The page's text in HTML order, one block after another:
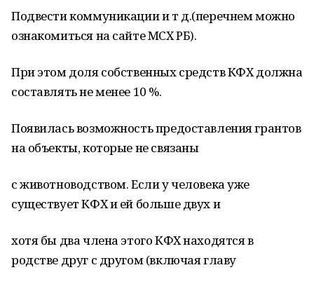
Подвести коммуникации и т д.(перечнем можно
ознакомиться на сайте МСХ РБ).
При этом доля собственных средств КФХ должна
составлять не менее 10 %.
Появилась возможность предоставления грантов
на объекты, которые не связаны
с животноводством. Если у человека уже
существует КФХ и ей больше двух и
хотя бы два члена этого КФХ находятся в
родстве друг с другом (включая главу